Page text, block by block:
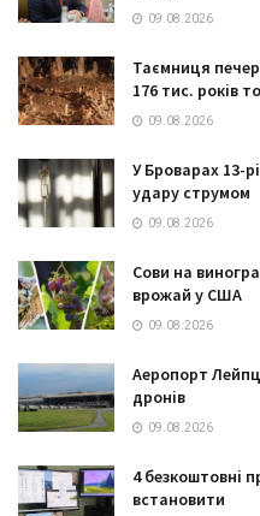
09.08.2026
Таємниця
176 тис. років
09.08.2026
У Броварах 13-
удару струмом
09.08.2026
Сови на
врожай у США
09.08.2026
Аеропорт
дронів
09.08.2026
4 безкоштовні
встановити